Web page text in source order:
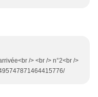
/> <br /> n°2<br />